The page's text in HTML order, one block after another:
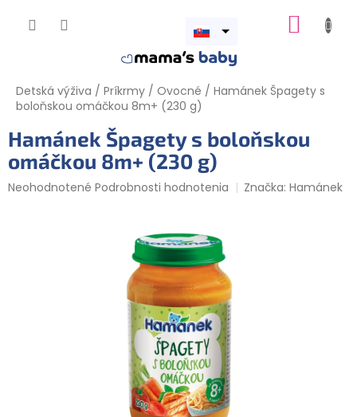
Otvoriť
Detská výživa / Príkrmy / Ovocné / Hamánek Špagety s
boloňskou omáčkou 8m+ (230 g)
Hamánek Špagety s boloňskou
omáčkou 8m+ (230 g)
Priemerné
Neohodnotené Podrobnosti hodnotenia Značka:Hamánek